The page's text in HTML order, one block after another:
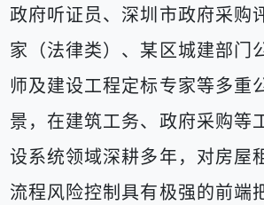
政府听证员、深圳市政府采购
家（法律类）、某区城建部门
师及建设工程定标专家等多重
景，在建筑工务、政府采购等
设系统领域深耕多年，对房屋
流程风险控制具有极强的前端